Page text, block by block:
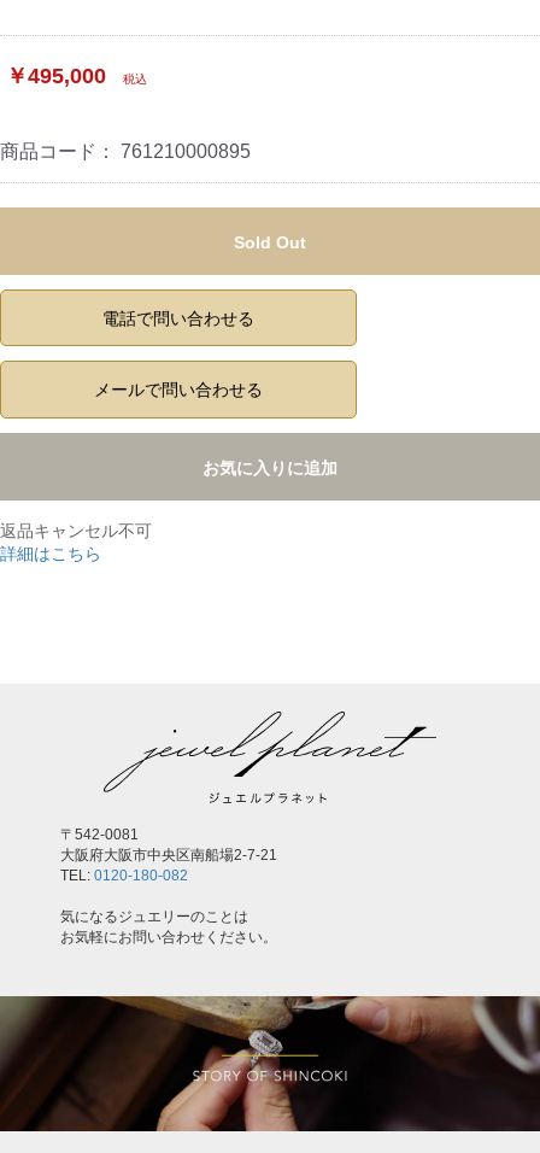
￥495,000 税込
商品コード： 761210000895
Sold Out
電話で問い合わせる
メールで問い合わせる
お気に入りに追加
返品キャンセル不可
詳細はこちら
〒542-0081
大阪府大阪市中央区南船場2-7-21
TEL: 0120-180-082
気になるジュエリーのことは
お気軽にお問い合わせください。